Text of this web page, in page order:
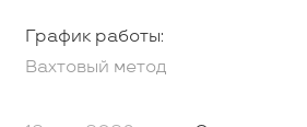
График работы:
Вахтовый метод